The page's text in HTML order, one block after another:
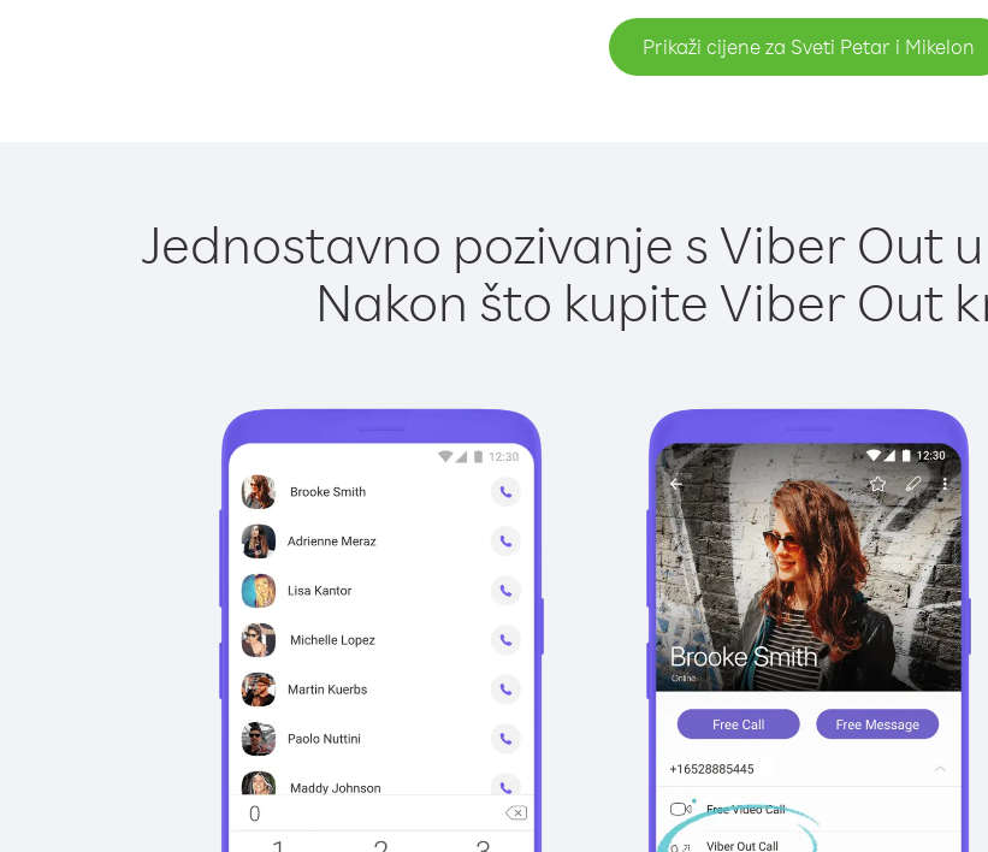
Prikaži cijene za Sveti Petar i Mikelon
Jednostavno pozivanje s Viber Out
Nakon što kupite Viber Out